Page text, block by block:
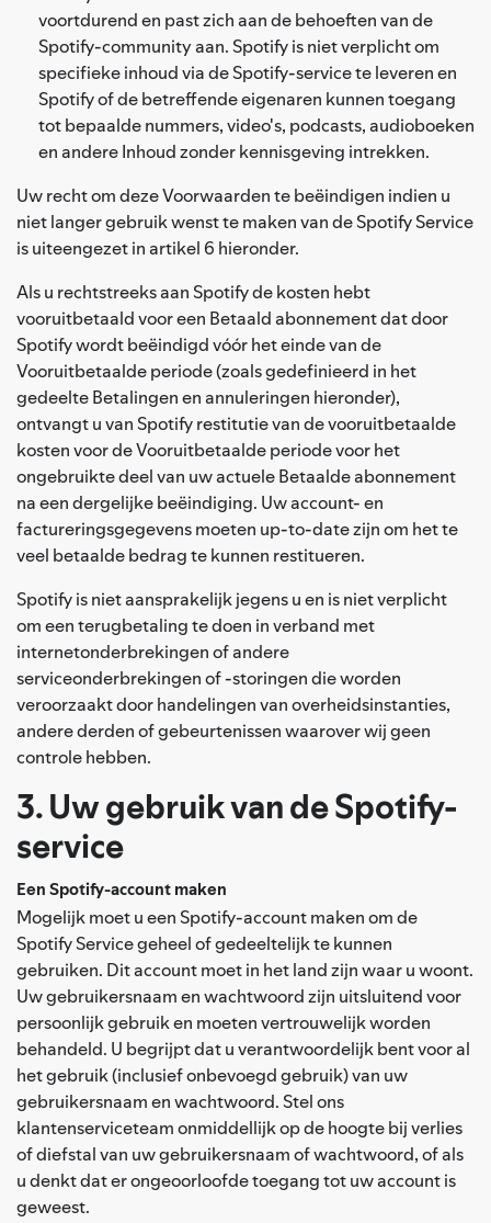
voortdurend en past zich aan de behoeften van de
Spotify-community aan. Spotify is niet verplicht om
specifieke inhoud via de Spotify-service te leveren en
Spotify of de betreffende eigenaren kunnen toegang
tot bepaalde nummers, video's, podcasts, audioboeken
en andere Inhoud zonder kennisgeving intrekken.
Uw recht om deze Voorwaarden te beëindigen indien u
niet langer gebruik wenst te maken van de Spotify Service
is uiteengezet in artikel 6 hieronder.
Als u rechtstreeks aan Spotify de kosten hebt
vooruitbetaald voor een Betaald abonnement dat door
Spotify wordt beëindigd vóór het einde van de
Vooruitbetaalde periode (zoals gedefinieerd in het
gedeelte Betalingen en annuleringen hieronder),
ontvangt u van Spotify restitutie van de vooruitbetaalde
kosten voor de Vooruitbetaalde periode voor het
ongebruikte deel van uw actuele Betaalde abonnement
na een dergelijke beëindiging. Uw account- en
factureringsgegevens moeten up-to-date zijn om het te
veel betaalde bedrag te kunnen restitueren.
Spotify is niet aansprakelijk jegens u en is niet verplicht
om een terugbetaling te doen in verband met
internetonderbrekingen of andere
serviceonderbrekingen of -storingen die worden
veroorzaakt door handelingen van overheidsinstanties,
andere derden of gebeurtenissen waarover wij geen
controle hebben.
3. Uw gebruik van de Spotify-
service
Een Spotify-account maken
Mogelijk moet u een Spotify-account maken om de
Spotify Service geheel of gedeeltelijk te kunnen
gebruiken. Dit account moet in het land zijn waar u woont.
Uw gebruikersnaam en wachtwoord zijn uitsluitend voor
persoonlijk gebruik en moeten vertrouwelijk worden
behandeld. U begrijpt dat u verantwoordelijk bent voor al
het gebruik (inclusief onbevoegd gebruik) van uw
gebruikersnaam en wachtwoord. Stel ons
klantenserviceteam onmiddellijk op de hoogte bij verlies
of diefstal van uw gebruikersnaam of wachtwoord, of als
u denkt dat er ongeoorloofde toegang tot uw account is
geweest.